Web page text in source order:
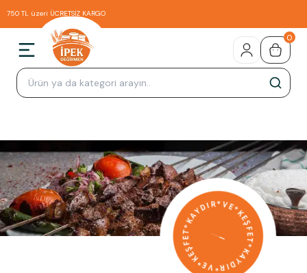
750 TL üzeri ÜCRETSİZ KARGO
0